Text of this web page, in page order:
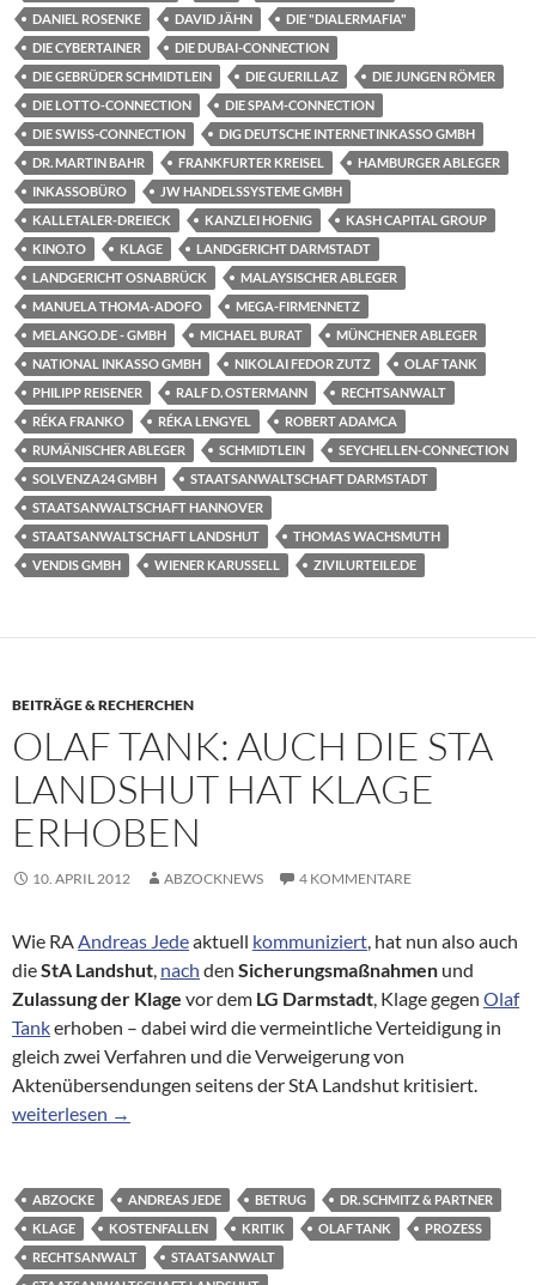
DANIEL ROSENKE
DAVID JÄHN
DIE "DIALERMAFIA"
DIE CYBERTAINER
DIE DUBAI-CONNECTION
DIE GEBRÜDER SCHMIDTLEIN
DIE GUERILLAZ
DIE JUNGEN RÖMER
DIE LOTTO-CONNECTION
DIE SPAM-CONNECTION
DIE SWISS-CONNECTION
DIG DEUTSCHE INTERNETINKASSO GMBH
DR. MARTIN BAHR
FRANKFURTER KREISEL
HAMBURGER ABLEGER
INKASSOBÜRO
JW HANDELSSYSTEME GMBH
KALLETALER-DREIECK
KANZLEI HOENIG
KASH CAPITAL GROUP
KINO.TO
KLAGE
LANDGERICHT DARMSTADT
LANDGERICHT OSNABRÜCK
MALAYSISCHER ABLEGER
MANUELA THOMA-ADOFO
MEGA-FIRMENNETZ
MELANGO.DE - GMBH
MICHAEL BURAT
MÜNCHENER ABLEGER
NATIONAL INKASSO GMBH
NIKOLAI FEDOR ZUTZ
OLAF TANK
PHILIPP REISENER
RALF D. OSTERMANN
RECHTSANWALT
RÉKA FRANKO
RÉKA LENGYEL
ROBERT ADAMCA
RUMÄNISCHER ABLEGER
SCHMIDTLEIN
SEYCHELLEN-CONNECTION
SOLVENZA24 GMBH
STAATSANWALTSCHAFT DARMSTADT
STAATSANWALTSCHAFT HANNOVER
STAATSANWALTSCHAFT LANDSHUT
THOMAS WACHSMUTH
VENDIS GMBH
WIENER KARUSSELL ZIVILURTEILE.DE
BEITRÄGE & RECHERCHEN
OLAF TANK: AUCH DIE STA
LANDSHUT HAT KLAGE
ERHOBEN
10. APRIL 2012 ABZOCKNEWS 4 KOMMENTARE
Wie RAAndreas Jedeaktuell kommuniziert, hat nun also auch
dieStA Landshut, nach den Sicherungsmaßnahmen und
Zulassung der Klage vor dem LG Darmstadt, Klage gegen Olaf
Tankerhoben – dabei wird die vermeintliche Verteidigung in
gleich zwei Verfahren und die Verweigerung von
Aktenübersendungen seitens der StA Landshut kritisiert.
Olaf Tank: Auch die StA Landshut hat Klage erhoben
weiterlesen →
ABZOCKE ANDREAS JEDE BETRUG
DR. SCHMITZ & PARTNER
KLAGE
KOSTENFALLEN KRITIK OLAF TANK
PROZESS
RECHTSANWALT
STAATSANWALT